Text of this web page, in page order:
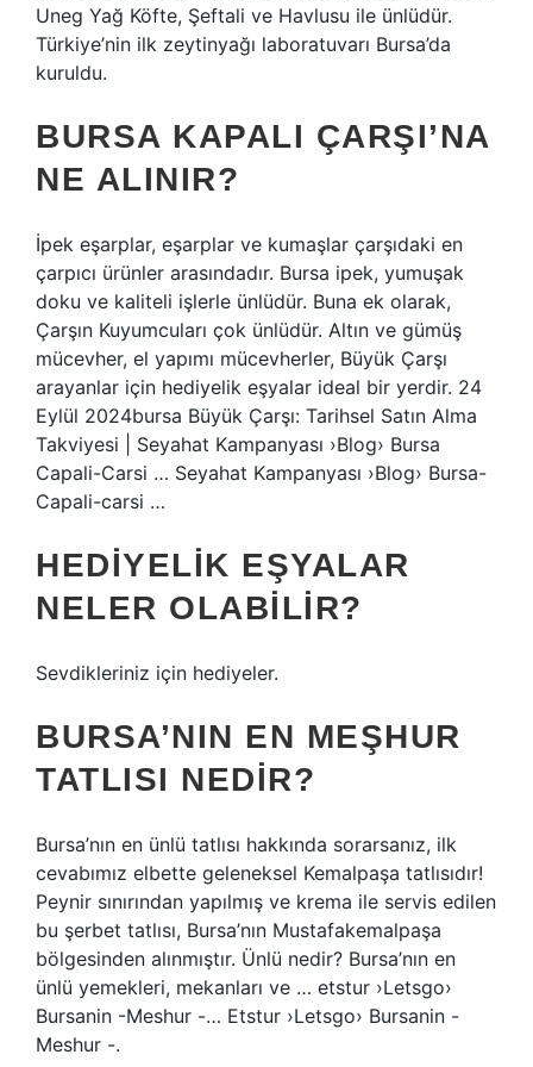
Uneg Yağ Köfte, Şeftali ve Havlusu ile ünlüdür.
Türkiye’nin ilk zeytinyağı laboratuvarı Bursa’da
kuruldu.
BURSA KAPALI ÇARŞI’NA
NE ALINIR?
İpek eşarplar, eşarplar ve kumaşlar çarşıdaki en
çarpıcı ürünler arasındadır. Bursa ipek, yumuşak
doku ve kaliteli işlerle ünlüdür. Buna ek olarak,
Çarşın Kuyumcuları çok ünlüdür. Altın ve gümüş
mücevher, el yapımı mücevherler, Büyük Çarşı
arayanlar için hediyelik eşyalar ideal bir yerdir. 24
Eylül 2024bursa Büyük Çarşı: Tarihsel Satın Alma
Takviyesi | Seyahat Kampanyası ›Blog› Bursa
Capali-Carsi … Seyahat Kampanyası ›Blog› Bursa-
Capali-carsi …
HEDIYELIK EŞYALAR
NELER OLABILIR?
Sevdikleriniz için hediyeler.
BURSA’NIN EN MEŞHUR
TATLISI NEDIR?
Bursa’nın en ünlü tatlısı hakkında sorarsanız, ilk
cevabımız elbette geleneksel Kemalpaşa tatlısıdır!
Peynir sınırından yapılmış ve krema ile servis edilen
bu şerbet tatlısı, Bursa’nın Mustafakemalpaşa
bölgesinden alınmıştır. Ünlü nedir? Bursa’nın en
ünlü yemekleri, mekanları ve … etstur ›Letsgo›
Bursanin -Meshur -… Etstur ›Letsgo› Bursanin -
Meshur -.